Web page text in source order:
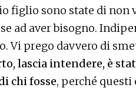
figlio sono state di non
ad aver bisogno.
Vi prego davvero di
lascia intendere, è
chi fosse, perché